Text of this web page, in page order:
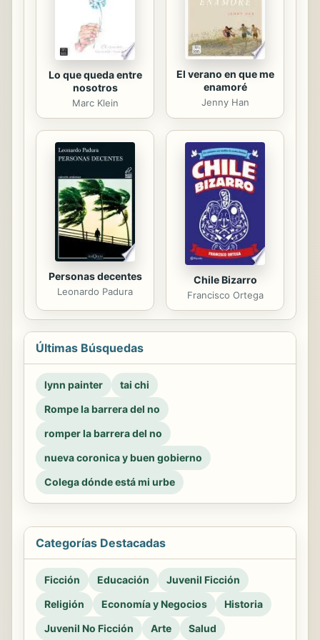
se ha implementado el principio
dialógico mediante los diálogos ...
Lo que queda entre
nosotros
Marc Klein
El verano en que me
enamoré
Jenny Han
Personas decentes
Leonardo Padura
Chile Bizarro
Francisco Ortega
Últimas Búsquedas
lynn painter
tai chi
Rompe la barrera del no
romper la barrera del no
nueva coronica y buen gobierno
Colega dónde está mi urbe
Categorías Destacadas
Ficción Educación
Juvenil Ficción
Religión
Economía y Negocios
Historia
Juvenil No Ficción
Arte Salud